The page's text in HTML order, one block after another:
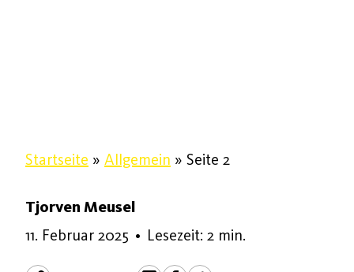
Startseite » Allgemein » Seite 2
Tjorven Meusel
11. Februar 2025 5. Juni 2025
• Lesezeit: 2 min.